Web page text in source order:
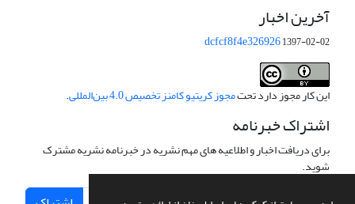
آخرین اخبار
dcfcf8f4e3269261397-02-02
این کار مجوز دارد تحتمجوز کریتیو کامنز تخصیص 4.0 بین‌المللی .
اشتراک خبرنامه
برای دریافت اخبار و اطلاعیه های مهم نشریه در خبرنامه نشریه مشترک
شوید.